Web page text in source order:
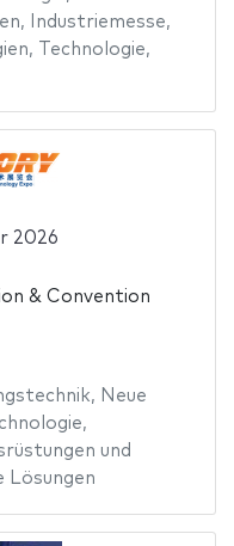
, Industriemesse,
, Technologie,
2026
& Convention
, Neue
,
und
Lösungen